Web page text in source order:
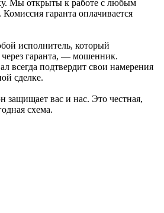
Мы открыты к работе с любым
гаранта оплачивается
исполнитель, который
через гаранта, — мошенник.
всегда подтвердит свои намерения
сделке.
защищает вас и нас. Это честная,
схема.